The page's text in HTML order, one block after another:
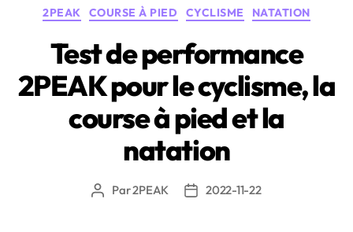
Rabais
ton
abonnement
Unlimited »
Catégories
2PEAK COURSE À PIED CYCLISME NATATION
Test de performance
2PEAK pour le cyclisme, la
course à pied et la
natation
Auteur
Par2PEAK
Date2022-11-22